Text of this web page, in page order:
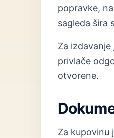
popravke,
sagleda šira
Za
privlače
otvorene.
Za kupovinu